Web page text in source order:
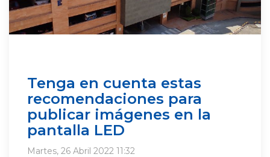
Tenga en cuenta estas
recomendaciones para
publicar imágenes en la
pantalla LED
Martes, 26 Abril 2022 11:32